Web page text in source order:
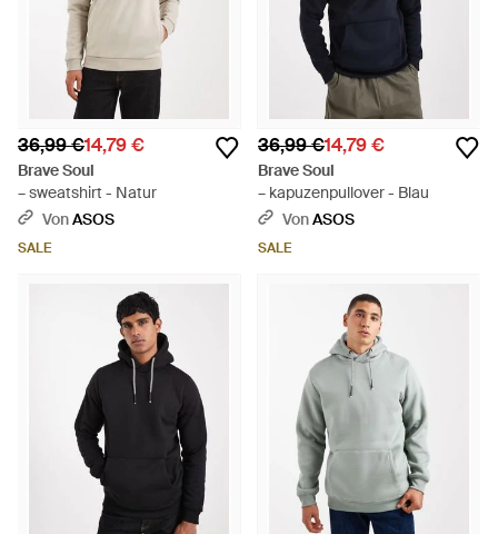
36,99 €14,79 €
Brave Soul
– sweatshirt - Natur
VonASOS
SALE
36,99 €14,79 €
Brave Soul
– kapuzenpullover - Blau
VonASOS
SALE